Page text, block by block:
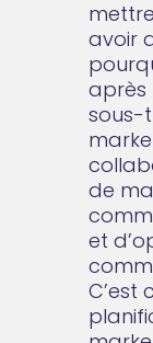
avoir
après
sous-
de
et
C’est